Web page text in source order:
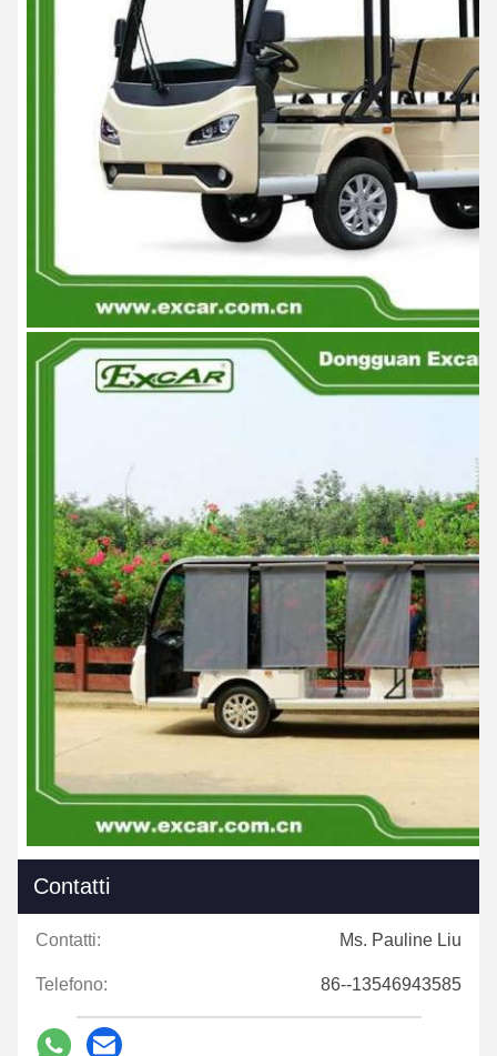
Contatti
Contatti: Ms. Pauline Liu
Telefono: 86--13546943585